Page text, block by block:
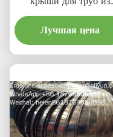
нержавеющей стали
Лучшая цена